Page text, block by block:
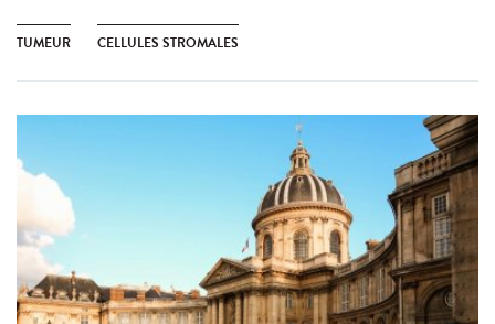
TUMEUR CELLULES STROMALES